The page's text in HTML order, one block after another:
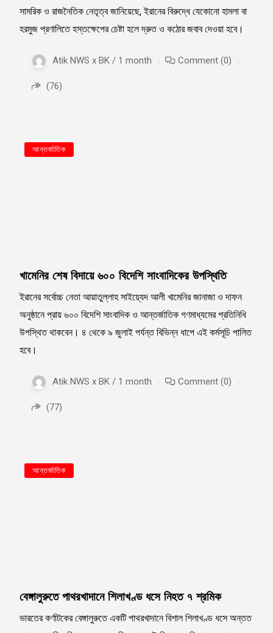
সামরিক ও রাজনৈতিক নেতৃত্ব জানিয়েছে, ইরানের বিরুদ্ধে যেকোনো হামলা বা
হরমুজ প্রণালিতে হস্তক্ষেপের চেষ্টা হলে দ্রুত ও কঠোর জবাব দেওয়া হবে।
Atik NWS x BK / 1 month Comment (0)
(76)
আন্তর্জাতিক
খামেনির শেষ বিদায়ে ৬০০ বিদেশি সাংবাদিকের উপস্থিতি
ইরানের সর্বোচ্চ নেতা আয়াতুল্লাহ সাইয়্যেদ আলী খামেনির জানাজা ও দাফন
অনুষ্ঠানে প্রায় ৬০০ বিদেশি সাংবাদিক ও আন্তর্জাতিক গণমাধ্যমের প্রতিনিধি
উপস্থিত থাকবেন। ৪ থেকে ৯ জুলাই পর্যন্ত বিভিন্ন ধাপে এই কর্মসূচি পালিত
হবে।
Atik NWS x BK / 1 month Comment (0)
(77)
আন্তর্জাতিক
বেঙ্গালুরুতে পাথরখাদানে শিলাখণ্ড ধসে নিহত ৭ শ্রমিক
ভারতের কর্ণাটকের বেঙ্গালুরুতে একটি পাথরখাদানে বিশাল শিলাখণ্ড ধসে অন্তত